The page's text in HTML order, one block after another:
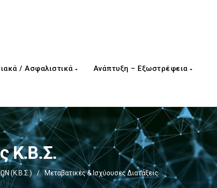
/ Ασφαλιστικά Ανάπτυξη – Εξωστρέφεια
Κ.Β.Σ.
(Κ.Β.Σ.) /
Μεταβατικές & Ισχύουσες Διατάξεις